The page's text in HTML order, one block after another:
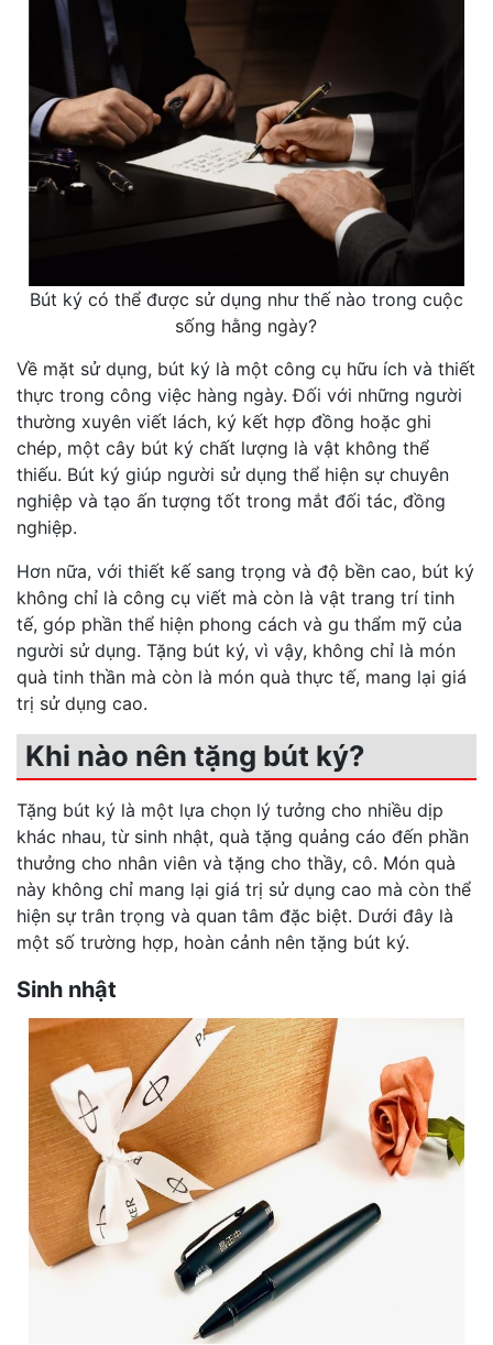
Bút ký có thể được sử dụng như thế nào trong cuộc
sống hằng ngày?
Về mặt sử dụng, bút ký là một công cụ hữu ích và thiết
thực trong công việc hàng ngày. Đối với những người
thường xuyên viết lách, ký kết hợp đồng hoặc ghi
chép, một cây bút ký chất lượng là vật không thể
thiếu. Bút ký giúp người sử dụng thể hiện sự chuyên
nghiệp và tạo ấn tượng tốt trong mắt đối tác, đồng
nghiệp.
Hơn nữa, với thiết kế sang trọng và độ bền cao, bút ký
không chỉ là công cụ viết mà còn là vật trang trí tinh
tế, góp phần thể hiện phong cách và gu thẩm mỹ của
người sử dụng. Tặng bút ký, vì vậy, không chỉ là món
quà tinh thần mà còn là món quà thực tế, mang lại giá
trị sử dụng cao.
Khi nào nên tặng bút ký?
Tặng bút ký là một lựa chọn lý tưởng cho nhiều dịp
khác nhau, từ sinh nhật, quà tặng quảng cáo đến phần
thưởng cho nhân viên và tặng cho thầy, cô. Món quà
này không chỉ mang lại giá trị sử dụng cao mà còn thể
hiện sự trân trọng và quan tâm đặc biệt. Dưới đây là
một số trường hợp, hoàn cảnh nên tặng bút ký.
Sinh nhật